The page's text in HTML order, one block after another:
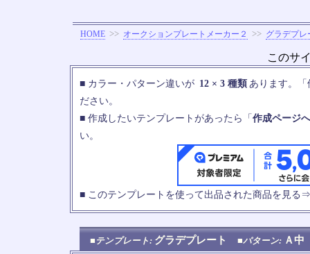
HOME >> オークションプレートメーカー２ >> グラデプレ
このサ
■ カラー・パターン違いが 12 × 3 種類 あります。
ださい。
■ 作成したいテンプレートがあったら「 作成ページ
い。
■ このテンプレートを使って出品された商品を見る
■テンプレート: グラデプレート ■パターン: Ａ